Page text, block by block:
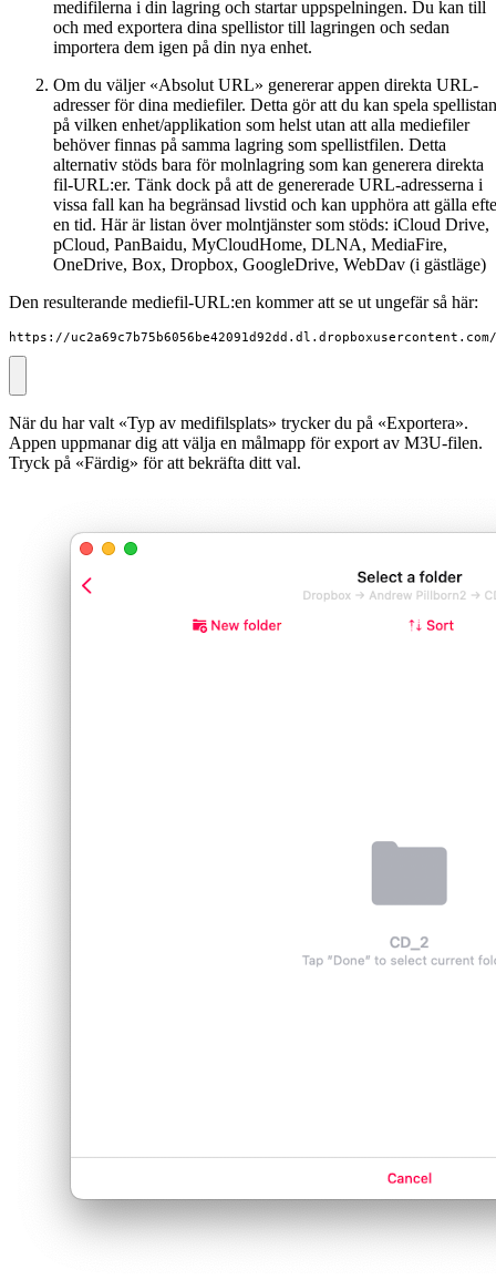
medifilerna i din lagring och startar uppspelningen. Du kan till
och med exportera dina spellistor till lagringen och sedan
importera dem igen på din nya enhet.
Om du väljer «Absolut URL» genererar appen direkta URL-
adresser för dina mediefiler. Detta gör att du kan spela spellistan
på vilken enhet/applikation som helst utan att alla mediefiler
behöver finnas på samma lagring som spellistfilen. Detta
alternativ stöds bara för molnlagring som kan generera direkta
fil-URL:er. Tänk dock på att de genererade URL-adresserna i
vissa fall kan ha begränsad livstid och kan upphöra att gälla
en tid. Här är listan över molntjänster som stöds: iCloud Drive,
pCloud, PanBaidu, MyCloudHome, DLNA, MediaFire,
OneDrive, Box, Dropbox, GoogleDrive, WebDav (i gästläge)
Den resulterande mediefil-URL:en kommer att se ut ungefär så här:
https://uc2a69c7b75b6056be42091d92dd.dl.dropboxusercontent.com/cd/0/
När du har valt «Typ av medifilsplats» trycker du på «Exportera».
Appen uppmanar dig att välja en målmapp för export av M3U-filen.
Tryck på «Färdig» för att bekräfta ditt val.